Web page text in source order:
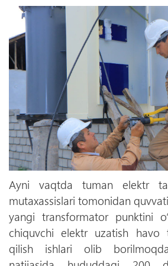
Ayni vaqtda tuman elektr
mutaxassislari tomonidan
yangi transformator punktini
chiquvchi elektr uzatish havo
qilish ishlari olib